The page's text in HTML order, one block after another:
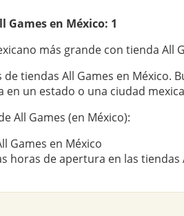
Gamesen México: 1
más grande con tienda All
tiendas All Games en México.
en un estado o una ciudad
All Games (en México):
Games en México
horas de apertura en las tiendas